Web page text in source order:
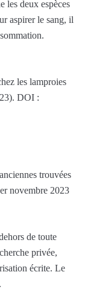
les deux espèces
aspirer le sang, il
les lamproies
DOI :
trouvées
novembre 2023
de toute
privée,
écrite. Le